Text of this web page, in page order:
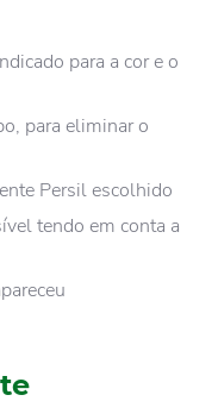
para a cor e o
para eliminar o
Persil escolhido
tendo em conta a